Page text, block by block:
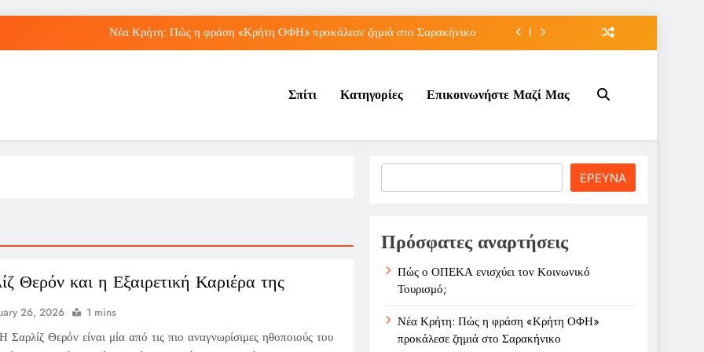
Νέα Κρήτη: Πώς η φράση «Κρήτη ΟΦΗ» προκάλεσε ζημιά στο Σαρακήνικο
Ιράκ: Ποιες είναι οι συνέπειες των εκπτώσεων πετρελαίου στο ;
Νέα Κρήτη: Πώς η φράση «Κρήτη ΟΦΗ» προκάλεσε ζημιά στο Σαρακήνικο
Μπέσσυ Αργυράκη: Ποια είναι η συμβουλή του γιου της για την καριέρα;
Σπίτι Κατηγορίες Επικοινωνήστε Μαζί Μας
Θερόν και η Εξαιρετική Καριέρα της
26, 2026 1 mins
Σαρλίζ Θερόν είναι μία από τις πιο αναγνωρίσιμες ηθοποιούς του
ΕΡΕΥΝΑ
Πρόσφατες αναρτήσεις
Πώς ο ΟΠΕΚΑ ενισχύει τον Κοινωνικό
Τουρισμό;
Νέα Κρήτη: Πώς η φράση «Κρήτη ΟΦΗ»
προκάλεσε ζημιά στο Σαρακήνικο